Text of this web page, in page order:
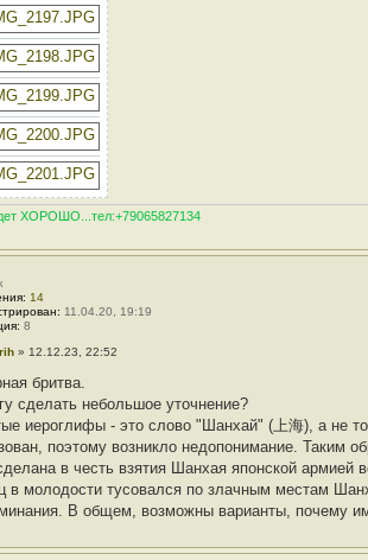
ХОРОШО...тел:+79065827134
14
11.04.20, 19:19
8
» 12.12.23, 22:52
бритва.
сделать небольшое уточнение?
иероглифы - это слово "Шанхай" (上海), а не
поэтому возникло недопонимание. Таким
в честь взятия Шанхая японской армией
в молодости тусовался по злачным местам
В общем, возможны варианты, почему